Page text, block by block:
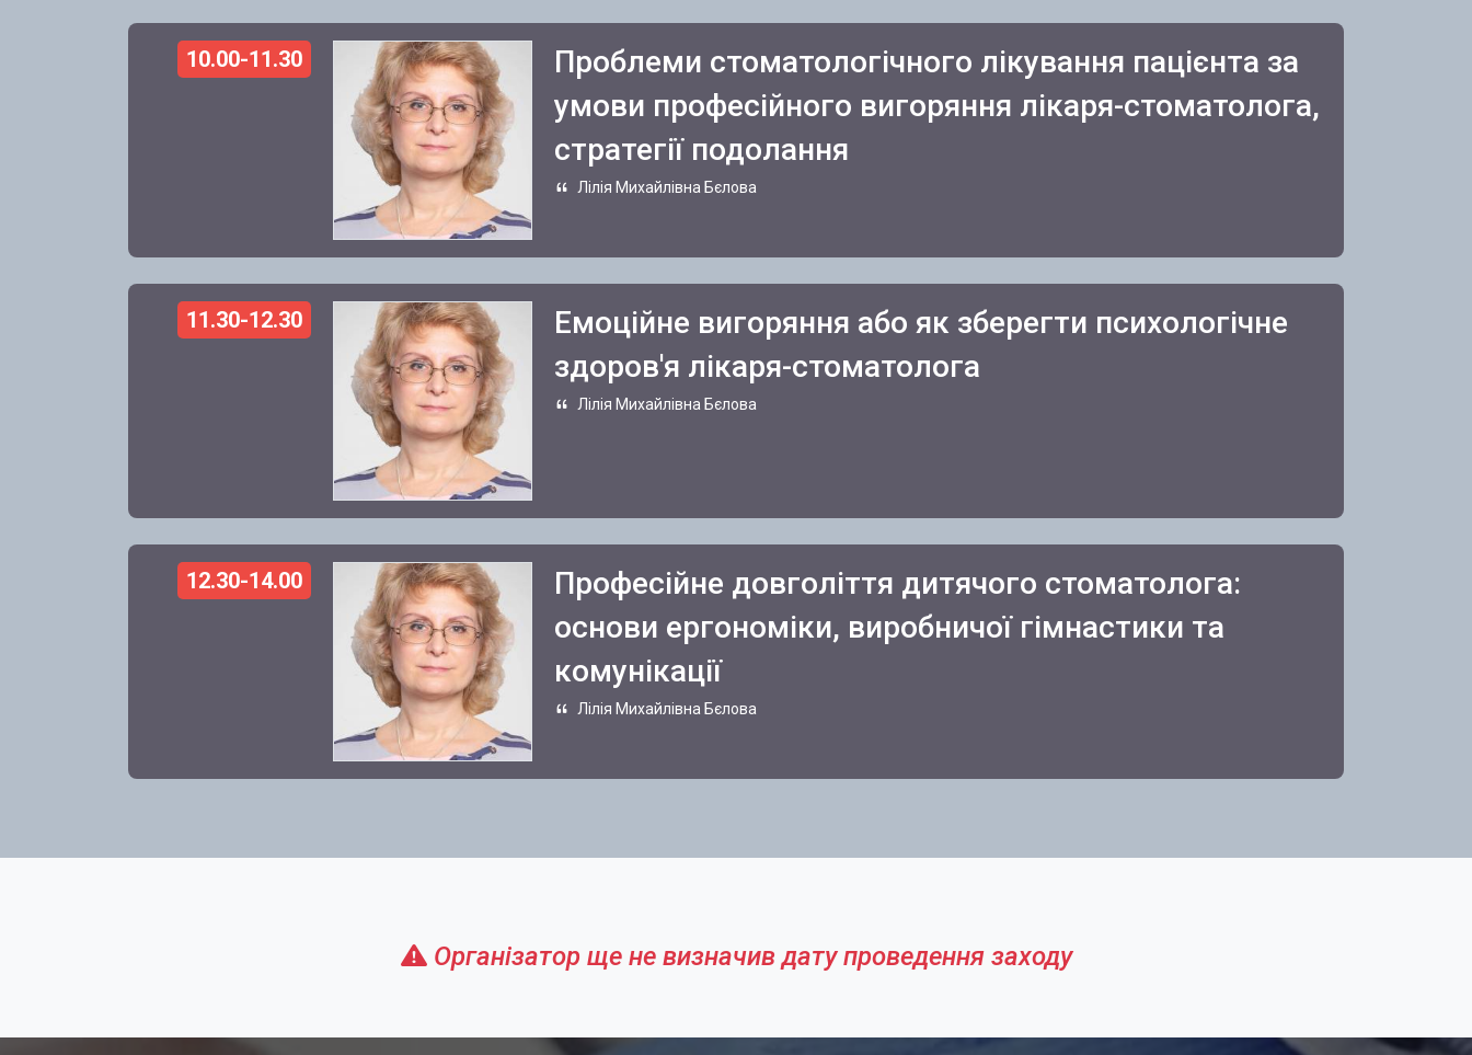
10.00-11.30
Проблеми стоматологічного лікування пацієнта за
умови професійного вигоряння лікаря-стоматолога,
стратегії подолання
Лілія Михайлівна Бєлова
11.30-12.30
Емоційне вигоряння або як зберегти психологічне
здоров'я лікаря-стоматолога
Лілія Михайлівна Бєлова
12.30-14.00
Професійне довголіття дитячого стоматолога:
основи ергономіки, виробничої гімнастики та
комунікації
Лілія Михайлівна Бєлова
Організатор ще не визначив дату проведення заходу